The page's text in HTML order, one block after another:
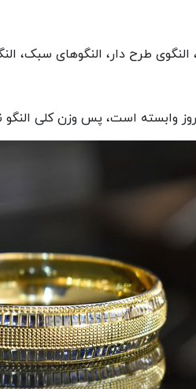
النگوی طرح دار، النگوهای سبک،
وابسته است، پس وزن کلی